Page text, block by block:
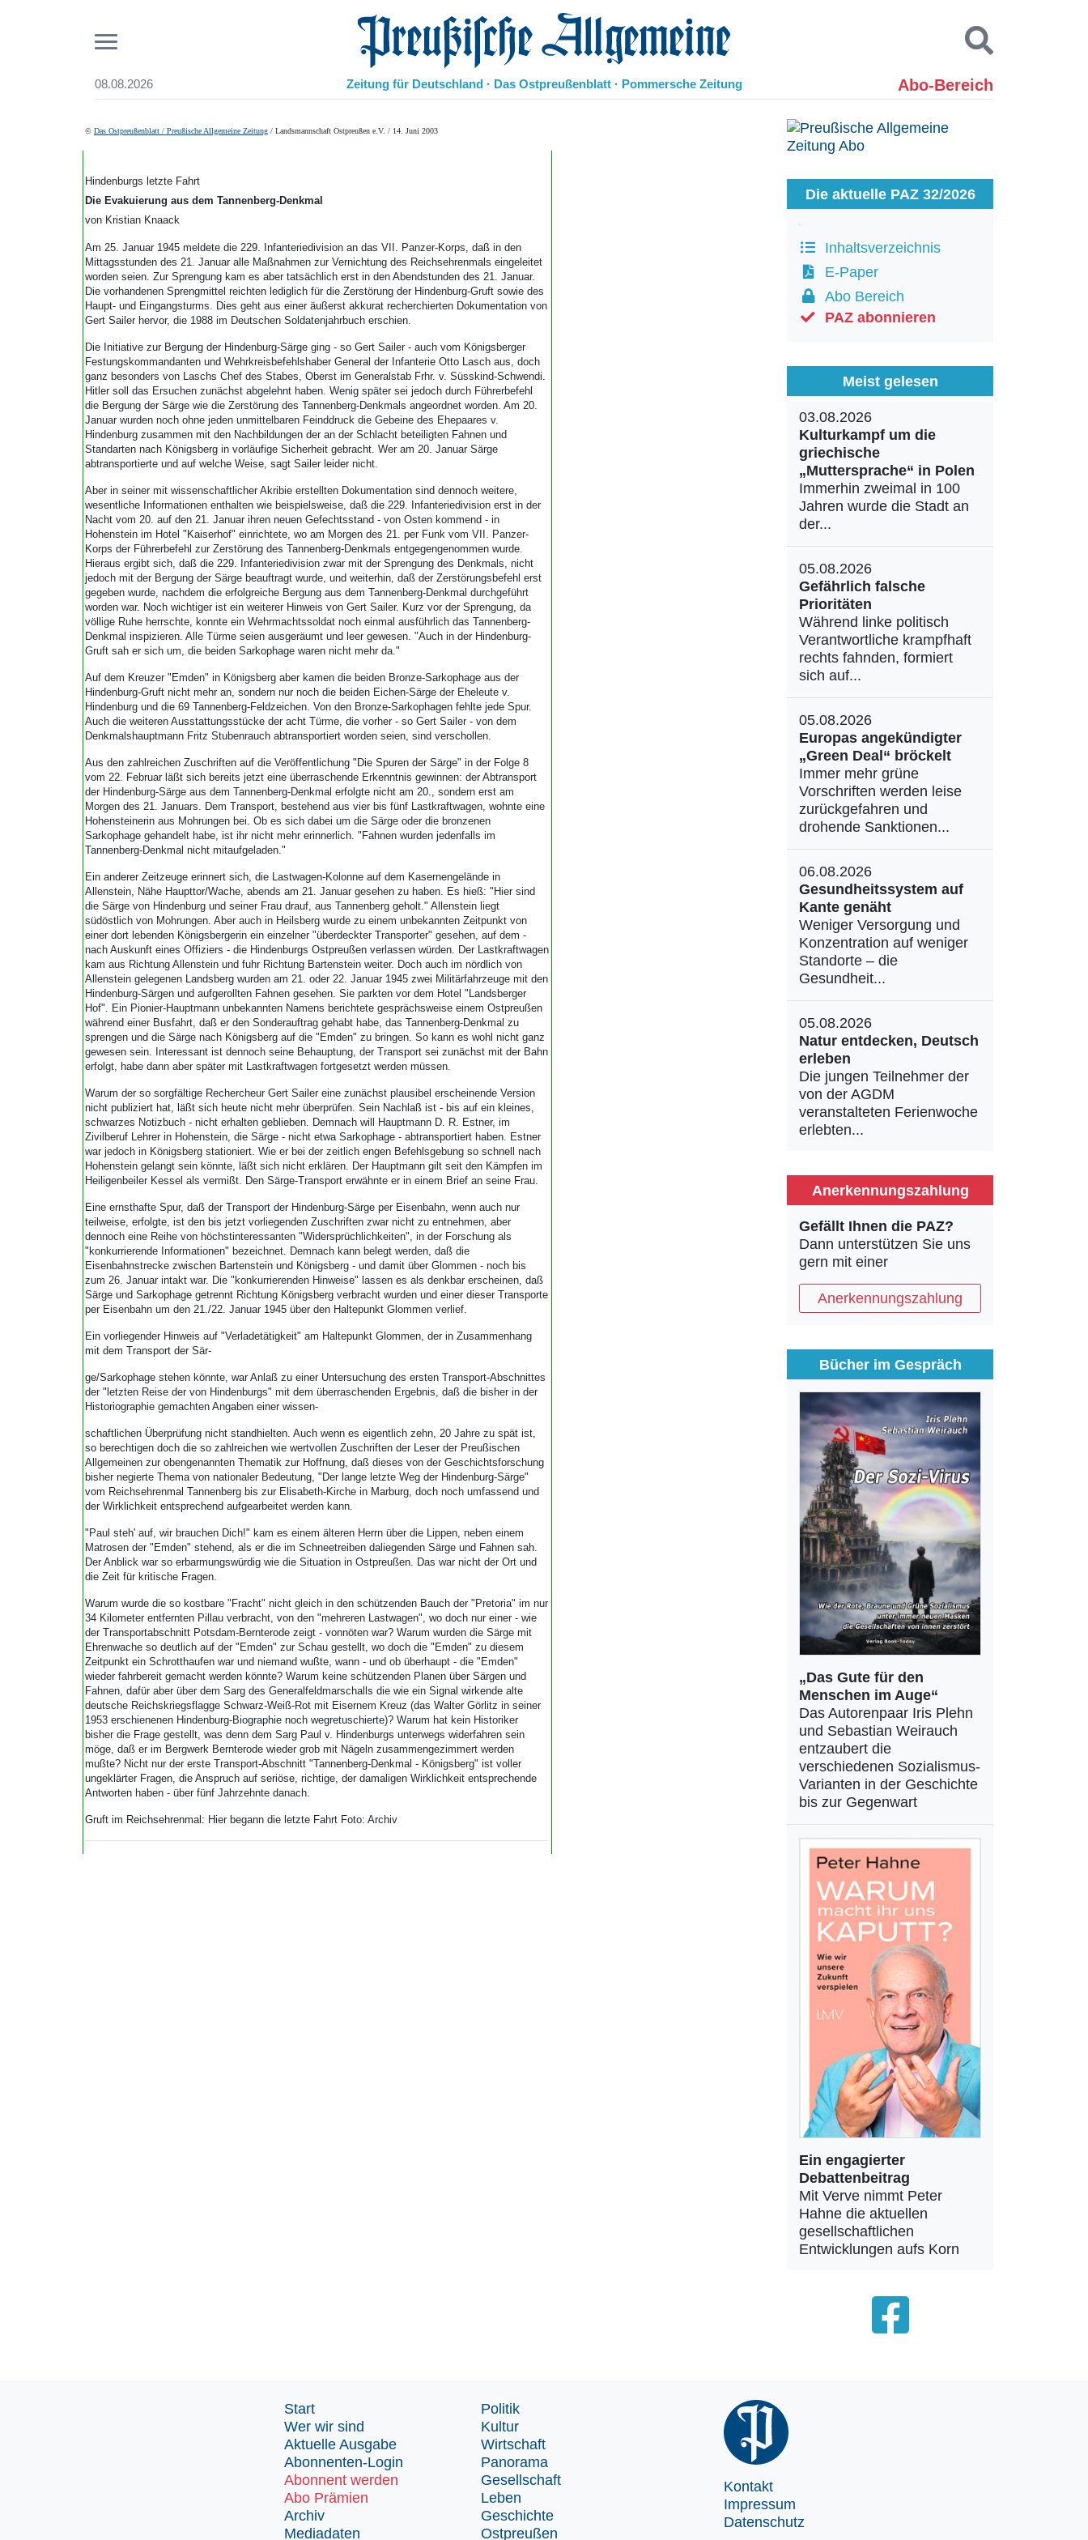
08.08.2026 Preußische Allgemeine Zeitung
Zeitung für Deutschland · Das Ostpreußenblatt · Pommersche Zeitung Abo-Bereich
Start
Abonnenten-Login
Abonnent werden
Abo Prämien
Mediadaten
Ostpreußen
Pommern
Berlin-Brandenburg
Schlesien
Bücher
Kontakt
Suchen und finden
© Das Ostpreußenblatt / Preußische Allgemeine Zeitung / Landsmannschaft Ostpreußen e.V. / 14. Juni 2003
Hindenburgs letzte Fahrt
Die Evakuierung aus dem Tannenberg-Denkmal
von Kristian Knaack
Am 25. Januar 1945 meldete die 229. Infanteriedivision an das VII. Panzer-Korps, daß in den
Mittagsstunden des 21. Januar alle Maßnahmen zur Vernichtung des Reichsehrenmals eingeleitet
worden seien. Zur Sprengung kam es aber tatsächlich erst in den Abendstunden des 21. Januar.
Die vorhandenen Sprengmittel reichten lediglich für die Zerstörung der Hindenburg-Gruft sowie des
Haupt- und Eingangsturms. Dies geht aus einer äußerst akkurat recherchierten Dokumentation von
Gert Sailer hervor, die 1988 im Deutschen Soldatenjahrbuch erschien.
Die Initiative zur Bergung der Hindenburg-Särge ging - so Gert Sailer - auch vom Königsberger
Festungskommandanten und Wehrkreisbefehlshaber General der Infanterie Otto Lasch aus, doch
ganz besonders von Laschs Chef des Stabes, Oberst im Generalstab Frhr. v. Süsskind-Schwendi.
Hitler soll das Ersuchen zunächst abgelehnt haben. Wenig später sei jedoch durch Führerbefehl
die Bergung der Särge wie die Zerstörung des Tannenberg-Denkmals angeordnet worden. Am 20.
Januar wurden noch ohne jeden unmittelbaren Feinddruck die Gebeine des Ehepaares v.
Hindenburg zusammen mit den Nachbildungen der an der Schlacht beteiligten Fahnen und
Standarten nach Königsberg in vorläufige Sicherheit gebracht. Wer am 20. Januar Särge
abtransportierte und auf welche Weise, sagt Sailer leider nicht.
Aber in seiner mit wissenschaftlicher Akribie erstellten Dokumentation sind dennoch weitere,
wesentliche Informationen enthalten wie beispielsweise, daß die 229. Infanteriedivision erst in der
Nacht vom 20. auf den 21. Januar ihren neuen Gefechtsstand - von Osten kommend - in
Hohenstein im Hotel "Kaiserhof" einrichtete, wo am Morgen des 21. per Funk vom VII. Panzer-
Korps der Führerbefehl zur Zerstörung des Tannenberg-Denkmals entgegengenommen wurde.
Hieraus ergibt sich, daß die 229. Infanteriedivision zwar mit der Sprengung des Denkmals, nicht
jedoch mit der Bergung der Särge beauftragt wurde, und weiterhin, daß der Zerstörungsbefehl erst
gegeben wurde, nachdem die erfolgreiche Bergung aus dem Tannenberg-Denkmal durchgeführt
worden war. Noch wichtiger ist ein weiterer Hinweis von Gert Sailer. Kurz vor der Sprengung, da
völlige Ruhe herrschte, konnte ein Wehrmachtssoldat noch einmal ausführlich das Tannenberg-
Denkmal inspizieren. Alle Türme seien ausgeräumt und leer gewesen. "Auch in der Hindenburg-
Gruft sah er sich um, die beiden Sarkophage waren nicht mehr da."
Auf dem Kreuzer "Emden" in Königsberg aber kamen die beiden Bronze-Sarkophage aus der
Hindenburg-Gruft nicht mehr an, sondern nur noch die beiden Eichen-Särge der Eheleute v.
Hindenburg und die 69 Tannenberg-Feldzeichen. Von den Bronze-Sarkophagen fehlte jede Spur.
Auch die weiteren Ausstattungsstücke der acht Türme, die vorher - so Gert Sailer - von dem
Denkmalshauptmann Fritz Stubenrauch abtransportiert worden seien, sind verschollen.
Aus den zahlreichen Zuschriften auf die Veröffentlichung "Die Spuren der Särge" in der Folge 8
vom 22. Februar läßt sich bereits jetzt eine überraschende Erkenntnis gewinnen: der Abtransport
der Hindenburg-Särge aus dem Tannenberg-Denkmal erfolgte nicht am 20., sondern erst am
Morgen des 21. Januars. Dem Transport, bestehend aus vier bis fünf Lastkraftwagen, wohnte eine
Hohensteinerin aus Mohrungen bei. Ob es sich dabei um die Särge oder die bronzenen
Sarkophage gehandelt habe, ist ihr nicht mehr erinnerlich. "Fahnen wurden jedenfalls im
Tannenberg-Denkmal nicht mitaufgeladen."
Ein anderer Zeitzeuge erinnert sich, die Lastwagen-Kolonne auf dem Kasernengelände in
Allenstein, Nähe Haupttor/Wache, abends am 21. Januar gesehen zu haben. Es hieß: "Hier sind
die Särge von Hindenburg und seiner Frau drauf, aus Tannenberg geholt." Allenstein liegt
südöstlich von Mohrungen. Aber auch in Heilsberg wurde zu einem unbekannten Zeitpunkt von
einer dort lebenden Königsbergerin ein einzelner "überdeckter Transporter" gesehen, auf dem -
nach Auskunft eines Offiziers - die Hindenburgs Ostpreußen verlassen würden. Der Lastkraftwagen
kam aus Richtung Allenstein und fuhr Richtung Bartenstein weiter. Doch auch im nördlich von
Allenstein gelegenen Landsberg wurden am 21. oder 22. Januar 1945 zwei Militärfahrzeuge mit den
Hindenburg-Särgen und aufgerollten Fahnen gesehen. Sie parkten vor dem Hotel "Landsberger
Hof". Ein Pionier-Hauptmann unbekannten Namens berichtete gesprächsweise einem Ostpreußen
während einer Busfahrt, daß er den Sonderauftrag gehabt habe, das Tannenberg-Denkmal zu
sprengen und die Särge nach Königsberg auf die "Emden" zu bringen. So kann es wohl nicht ganz
gewesen sein. Interessant ist dennoch seine Behauptung, der Transport sei zunächst mit der Bahn
erfolgt, habe dann aber später mit Lastkraftwagen fortgesetzt werden müssen.
Warum der so sorgfältige Rechercheur Gert Sailer eine zunächst plausibel erscheinende Version
nicht publiziert hat, läßt sich heute nicht mehr überprüfen. Sein Nachlaß ist - bis auf ein kleines,
schwarzes Notizbuch - nicht erhalten geblieben. Demnach will Hauptmann D. R. Estner, im
Zivilberuf Lehrer in Hohenstein, die Särge - nicht etwa Sarkophage - abtransportiert haben. Estner
war jedoch in Königsberg stationiert. Wie er bei der zeitlich engen Befehlsgebung so schnell nach
Hohenstein gelangt sein könnte, läßt sich nicht erklären. Der Hauptmann gilt seit den Kämpfen im
Heiligenbeiler Kessel als vermißt. Den Särge-Transport erwähnte er in einem Brief an seine Frau.
Eine ernsthafte Spur, daß der Transport der Hindenburg-Särge per Eisenbahn, wenn auch nur
teilweise, erfolgte, ist den bis jetzt vorliegenden Zuschriften zwar nicht zu entnehmen, aber
dennoch eine Reihe von höchstinteressanten "Widersprüchlichkeiten", in der Forschung als
"konkurrierende Informationen" bezeichnet. Demnach kann belegt werden, daß die
Eisenbahnstrecke zwischen Bartenstein und Königsberg - und damit über Glommen - noch bis
zum 26. Januar intakt war. Die "konkurrierenden Hinweise" lassen es als denkbar erscheinen, daß
Särge und Sarkophage getrennt Richtung Königsberg verbracht wurden und einer dieser Transporte
per Eisenbahn um den 21./22. Januar 1945 über den Haltepunkt Glommen verlief.
Ein vorliegender Hinweis auf "Verladetätigkeit" am Haltepunkt Glommen, der in Zusammenhang
mit dem Transport der Sär-
ge/Sarkophage stehen könnte, war Anlaß zu einer Untersuchung des ersten Transport-Abschnittes
der "letzten Reise der von Hindenburgs" mit dem überraschenden Ergebnis, daß die bisher in der
Historiographie gemachten Angaben einer wissen-
schaftlichen Überprüfung nicht standhielten. Auch wenn es eigentlich zehn, 20 Jahre zu spät ist,
so berechtigen doch die so zahlreichen wie wertvollen Zuschriften der Leser der Preußischen
Allgemeinen zur obengenannten Thematik zur Hoffnung, daß dieses von der Geschichtsforschung
bisher negierte Thema von nationaler Bedeutung, "Der lange letzte Weg der Hindenburg-Särge"
vom Reichsehrenmal Tannenberg bis zur Elisabeth-Kirche in Marburg, doch noch umfassend und
der Wirklichkeit entsprechend aufgearbeitet werden kann.
"Paul steh' auf, wir brauchen Dich!" kam es einem älteren Herrn über die Lippen, neben einem
Matrosen der "Emden" stehend, als er die im Schneetreiben daliegenden Särge und Fahnen sah.
Der Anblick war so erbarmungswürdig wie die Situation in Ostpreußen. Das war nicht der Ort und
die Zeit für kritische Fragen.
Warum wurde die so kostbare "Fracht" nicht gleich in den schützenden Bauch der "Pretoria" im nur
34 Kilometer entfernten Pillau verbracht, von den "mehreren Lastwagen", wo doch nur einer - wie
der Transportabschnitt Potsdam-Bernterode zeigt - vonnöten war? Warum wurden die Särge mit
Ehrenwache so deutlich auf der "Emden" zur Schau gestellt, wo doch die "Emden" zu diesem
Zeitpunkt ein Schrotthaufen war und niemand wußte, wann - und ob überhaupt - die "Emden"
wieder fahrbereit gemacht werden könnte? Warum keine schützenden Planen über Särgen und
Fahnen, dafür aber über dem Sarg des Generalfeldmarschalls die wie ein Signal wirkende alte
deutsche Reichskriegsflagge Schwarz-Weiß-Rot mit Eisernem Kreuz (das Walter Görlitz in seiner
1953 erschienenen Hindenburg-Biographie noch wegretuschierte)? Warum hat kein Historiker
bisher die Frage gestellt, was denn dem Sarg Paul v. Hindenburgs unterwegs widerfahren sein
möge, daß er im Bergwerk Bernterode wieder grob mit Nägeln zusammengezimmert werden
mußte? Nicht nur der erste Transport-Abschnitt "Tannenberg-Denkmal - Königsberg" ist voller
ungeklärter Fragen, die Anspruch auf seriöse, richtige, der damaligen Wirklichkeit entsprechende
Antworten haben - über fünf Jahrzehnte danach.
Gruft im Reichsehrenmal: Hier begann die letzte Fahrt Foto: Archiv
Die aktuelle PAZ 32/2026
Inhaltsverzeichnis
E-Paper
Abo Bereich
PAZ abonnieren
Meist gelesen
03.08.2026
Kulturkampf um die
griechische
„Muttersprache“ in Polen
Immerhin zweimal in 100
Jahren wurde die Stadt an
der...
05.08.2026
Gefährlich falsche
Prioritäten
Während linke politisch
Verantwortliche krampfhaft
rechts fahnden, formiert
sich auf...
05.08.2026
Europas angekündigter
„Green Deal“ bröckelt
Immer mehr grüne
Vorschriften werden leise
zurückgefahren und
drohende Sanktionen...
06.08.2026
Gesundheitssystem auf
Kante genäht
Weniger Versorgung und
Konzentration auf weniger
Standorte – die
Gesundheit...
05.08.2026
Natur entdecken, Deutsch
erleben
Die jungen Teilnehmer der
von der AGDM
veranstalteten Ferienwoche
erlebten...
Anerkennungszahlung
Gefällt Ihnen die PAZ?
Dann unterstützen Sie uns
gern mit einer
Anerkennungszahlung
Bücher im Gespräch
„Das Gute für den
Menschen im Auge“
Das Autorenpaar Iris Plehn
und Sebastian Weirauch
entzaubert die
verschiedenen Sozialismus-
Varianten in der Geschichte
bis zur Gegenwart
Ein engagierter
Debattenbeitrag
Mit Verve nimmt Peter
Hahne die aktuellen
gesellschaftlichen
Entwicklungen aufs Korn
Start
Wer wir sind
Aktuelle Ausgabe
Abonnenten-Login
Abonnent werden
Abo Prämien
Archiv
Mediadaten
Politik
Kultur
Wirtschaft
Panorama
Gesellschaft
Leben
Geschichte
Ostpreußen
Kontakt
Impressum
Datenschutz